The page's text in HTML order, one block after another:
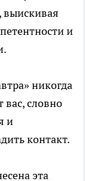
выискивая
и
никогда
вас, словно
и
контакт.
эта